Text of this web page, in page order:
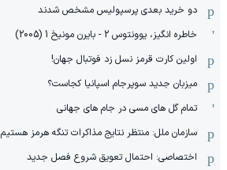
دو خرید بعدی پرسپولیس مشخص شدند
خاطره انگیز، یوونتوس 2 - بایرن مونیخ 1 (2005)
اولین کارت قرمز نسل زد فوتبال جهان!
میزبان جدید سوپرجام اسپانیا کجاست؟
تمام گل های مسی در جام های جهانی
سازمان ملل: منتظر نتایج مذاکرات تنگه هرمز هستیم
اختصاصی: احتمال تعویق شروع فصل جدید